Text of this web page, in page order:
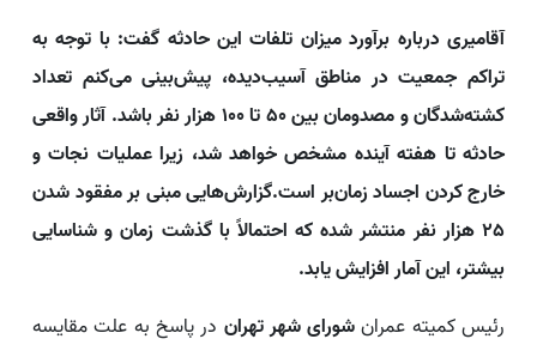
آقامیری درباره برآورد میزان تلفات این حادثه گفت: با توجه به
تراکم جمعیت در مناطق آسیب‌دیده، پیش‌بینی می‌کنم تعداد
کشته‌شدگان و مصدومان بین 50 تا 100 هزار نفر باشد. آثار واقعی
حادثه تا هفته آینده مشخص خواهد شد، زیرا عملیات نجات و
خارج کردن اجساد زمان‌بر است.گزارش‌هایی مبنی بر مفقود شدن
25 هزار نفر منتشر شده که احتمالاً با گذشت زمان و شناسایی
بیشتر، این آمار افزایش یابد.
رئیس کمیته عمرانشورای شهر تهران در پاسخ به علت مقایسه